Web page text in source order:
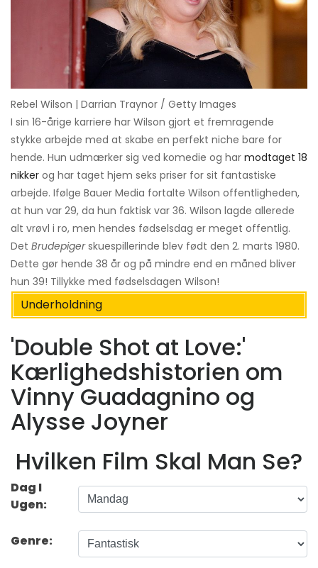
Rebel Wilson | Darrian Traynor / Getty Images
I sin 16-årige karriere har Wilson gjort et fremragende
stykke arbejde med at skabe en perfekt niche bare for
hende. Hun udmærker sig ved komedie og har modtaget 18
nikker og har taget hjem seks priser for sit fantastiske
arbejde. Ifølge Bauer Media fortalte Wilson offentligheden,
at hun var 29, da hun faktisk var 36. Wilson lagde allerede
alt vrøvl i ro, men hendes fødselsdag er meget offentlig.
Det Brudepigerskuespillerinde blev født den 2. marts 1980.
Dette gør hende 38 år og på mindre end en måned bliver
hun 39! Tillykke med fødselsdagen Wilson!
Underholdning
'Double Shot at Love:'
Kærlighedshistorien om
Vinny Guadagnino og
Alysse Joyner
Hvilken Film Skal Man Se?
Dag I
Ugen:
Genre: